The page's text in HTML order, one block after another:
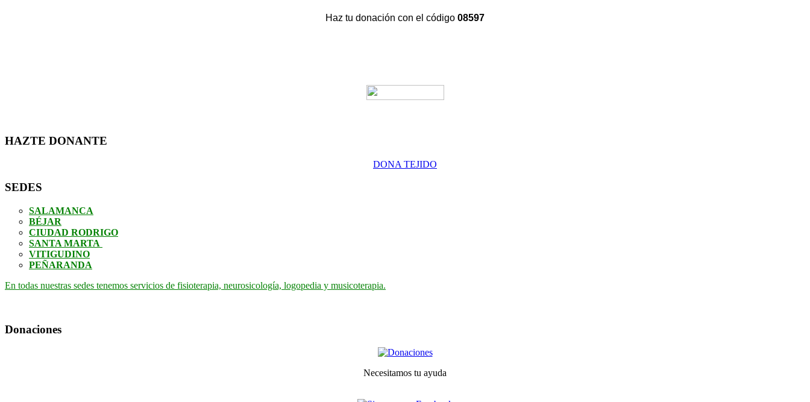
Haz tu donación con el código 08597
HAZTE DONANTE
DONA TEJIDO
SEDES
SALAMANCA
BÉJAR
CIUDAD RODRIGO
SANTA MARTA
VITIGUDINO
PEÑARANDA
En todas nuestras sedes tenemos servicios de fisioterapia, neurosicología, logopedia y musicoterapia.
Donaciones
Necesitamos tu ayuda